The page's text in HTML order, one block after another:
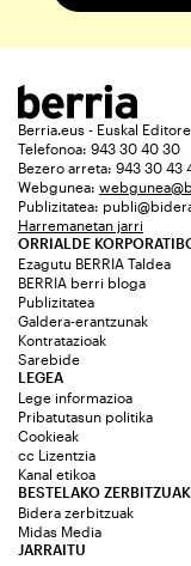
Berria.eus - Euskal
Telefonoa: 943 30 40 30
Bezero arreta: 943 30 43
Webgunea:
Publizitatea:
Harremanetan jarri
ORRIALDE
Ezagutu BERRIA Taldea
BERRIA berri bloga
Publizitatea
Galdera-erantzunak
Kontratazioak
Sarebide
JARRAITU
LEGEA
Lege informazioa
Pribatutasun politika
Cookieak
cc Lizentzia
Kanal etikoa
BESTELAKO ZERBITZUAK
Bidera zerbitzuak
Midas Media